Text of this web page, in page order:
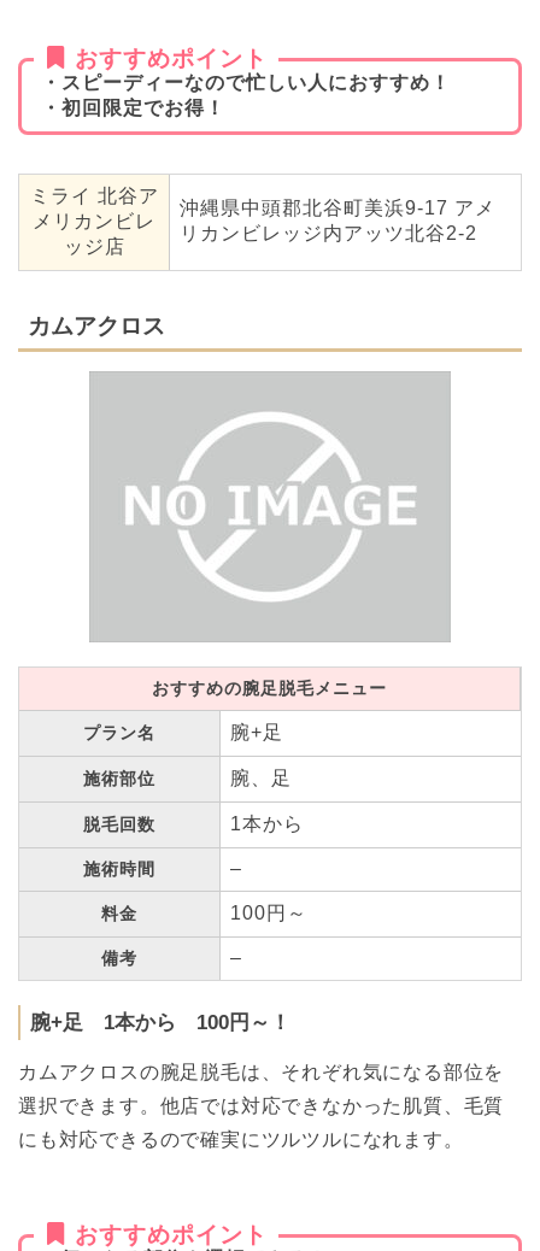
おすすめポイント
・スピーディーなので忙しい人におすすめ！
・初回限定でお得！
ミライ 北谷ア
メリカンビレ
ッジ店
沖縄県中頭郡北谷町美浜9-17 アメ
リカンビレッジ内アッツ北谷2-2
カムアクロス
おすすめの腕足脱毛メニュー
プラン名 腕+足
施術部位 腕、足
脱毛回数 1本から
施術時間 –
料金 100円～
備考 –
腕+足 1本から 100円～！
カムアクロスの腕足脱毛は、それぞれ気になる部位を
選択できます。他店では対応できなかった肌質、毛質
にも対応できるので確実にツルツルになれます。
おすすめポイント